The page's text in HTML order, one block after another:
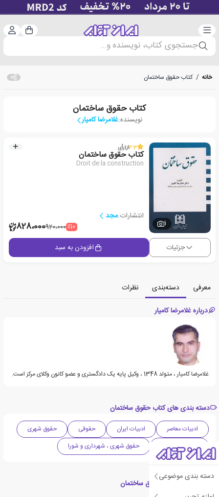
دسته‌بندی سبد
جستجوی کتاب، نویسنده و...
دسته بندی موضوعی
خانه / کتاب حقوق ساختمان
کتاب حقوق ساختمان
نویسنده:غلامرضا کامیار
1
3.3از1رأی
کتاب حقوق ساختمان
Droit de la construction
انتشارات:مجد
٪10920،000828،000
جزئیات افزودن به سبد
معرفی دسته‌بندی
نظرات
درباره غلامرضا کامیار
غلامرضا کامیار ، متولد 1348 ، وکیل پایه یک دادگستری و عضو کانون وکلای مرکز است.
دسته بندی های کتاب حقوق ساختمان
ادبیات معاصر ادبیات ایران حقوقی
حقوق شهری
حقوق شهرسازی
حقوق شهری ، شهرداری و شورا
کتاب های مرتبط با حقوق ساختمان